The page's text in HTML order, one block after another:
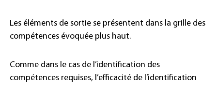
Les éléments de sortie se présentent dans la grille des
compétences évoquée plus haut.
Comme dans le cas de l’identification des
compétences requises, l’efficacité de l’identification